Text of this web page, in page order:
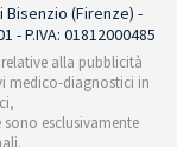
Bisenzio (Firenze) -
- P.IVA: 01812000485
alla pubblicità
medico-diagnostici in
esclusivamente